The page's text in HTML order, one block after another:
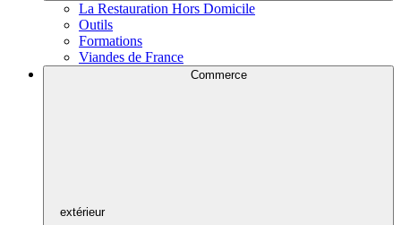
La Restauration Hors Domicile
Outils
Formations
Viandes de France
Commerce
extérieur